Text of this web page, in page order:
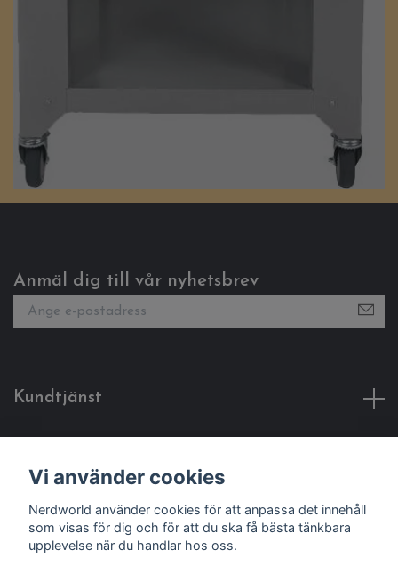
Anmäl dig till vår nyhetsbrev
Kundtjänst
Sociala medier
Vi använder cookies
Nerdworld använder cookies för att anpassa det innehåll
som visas för dig och för att du ska få bästa tänkbara
upplevelse när du handlar hos oss.